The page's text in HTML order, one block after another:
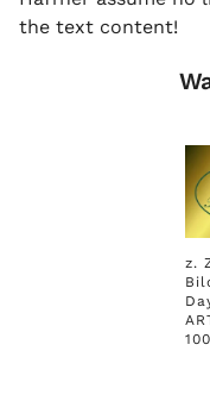
the text content!
z.